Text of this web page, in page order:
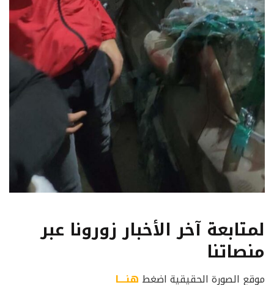
لمتابعة آخر الأخبار زورونا عبر
منصاتنا
موقع الصورة الحقيقية اضغط هنــــا